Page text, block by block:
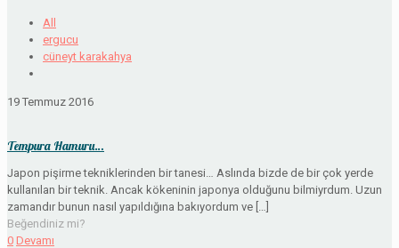
All
ergucu
cüneyt karakahya
19 Temmuz 2016
Tempura Hamuru…
Japon pişirme tekniklerinden bir tanesi… Aslında bizde de bir çok yerde
kullanılan bir teknik. Ancak kökeninin japonya olduğunu bilmiyrdum. Uzun
zamandır bunun nasıl yapıldığına bakıyordum ve […]
Beğendiniz mi?
0 Devamı